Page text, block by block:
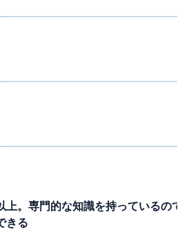
上。専門的な知識を持っているので
きる